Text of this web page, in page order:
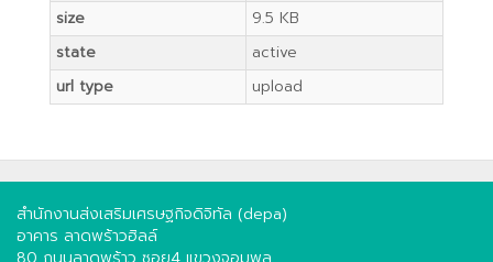
size
9.5 KB
state
active
url type
upload
สำนักงานส่งเสริมเศรษฐกิจดิจิทัล (depa)
อาคาร ลาดพร้าวฮิลล์